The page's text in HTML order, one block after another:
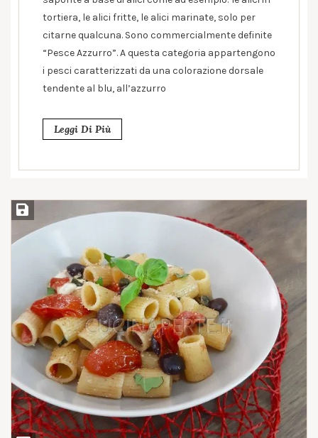
tortiera, le alici fritte, le alici marinate, solo per
citarne qualcuna. Sono commercialmente definite
“Pesce Azzurro”. A questa categoria appartengono
i pesci caratterizzati da una colorazione dorsale
tendente al blu, all’azzurro
Leggi Di Più
Salva ricetta